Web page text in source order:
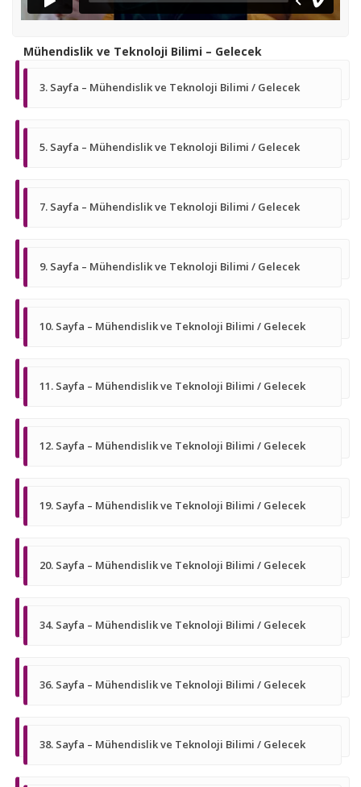
Mühendislik ve Teknoloji Bilimi – Gelecek
3. Sayfa – Mühendislik ve Teknoloji Bilimi / Gelecek
5. Sayfa – Mühendislik ve Teknoloji Bilimi / Gelecek
7. Sayfa – Mühendislik ve Teknoloji Bilimi / Gelecek
9. Sayfa – Mühendislik ve Teknoloji Bilimi / Gelecek
10. Sayfa – Mühendislik ve Teknoloji Bilimi / Gelecek
11. Sayfa – Mühendislik ve Teknoloji Bilimi / Gelecek
12. Sayfa – Mühendislik ve Teknoloji Bilimi / Gelecek
19. Sayfa – Mühendislik ve Teknoloji Bilimi / Gelecek
20. Sayfa – Mühendislik ve Teknoloji Bilimi / Gelecek
34. Sayfa – Mühendislik ve Teknoloji Bilimi / Gelecek
36. Sayfa – Mühendislik ve Teknoloji Bilimi / Gelecek
38. Sayfa – Mühendislik ve Teknoloji Bilimi / Gelecek